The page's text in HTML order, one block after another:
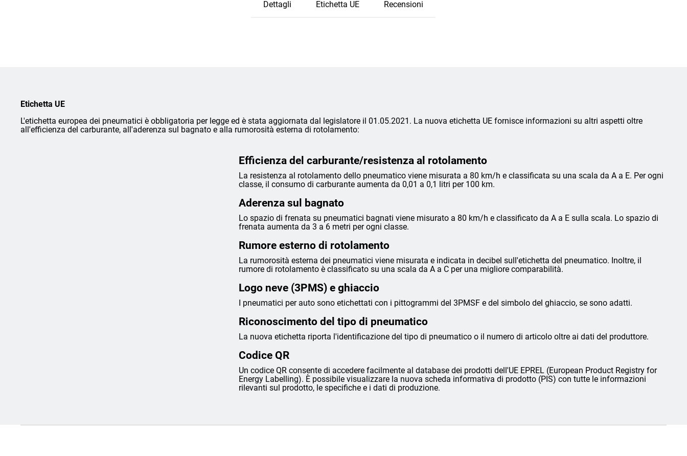
Dettagli Etichetta UE Recensioni
Etichetta UE
L'etichetta europea dei pneumatici è obbligatoria per legge ed è stata aggiornata dal legislatore il 01.05.2021. La nuova etichetta UE fornisce informazioni su altri aspetti oltre
all'efficienza del carburante, all'aderenza sul bagnato e alla rumorosità esterna di rotolamento:
Efficienza del carburante/resistenza al rotolamento
La resistenza al rotolamento dello pneumatico viene misurata a 80 km/h e classificata su una scala da A a E. Per ogni
classe, il consumo di carburante aumenta da 0,01 a 0,1 litri per 100 km.
Aderenza sul bagnato
Lo spazio di frenata su pneumatici bagnati viene misurato a 80 km/h e classificato da A a E sulla scala. Lo spazio di
frenata aumenta da 3 a 6 metri per ogni classe.
Rumore esterno di rotolamento
La rumorosità esterna dei pneumatici viene misurata e indicata in decibel sull'etichetta del pneumatico. Inoltre, il
rumore di rotolamento è classificato su una scala da A a C per una migliore comparabilità.
Logo neve (3PMS) e ghiaccio
I pneumatici per auto sono etichettati con i pittogrammi del 3PMSF e del simbolo del ghiaccio, se sono adatti.
Riconoscimento del tipo di pneumatico
La nuova etichetta riporta l'identificazione del tipo di pneumatico o il numero di articolo oltre ai dati del produttore.
Codice QR
Un codice QR consente di accedere facilmente al database dei prodotti dell'UE EPREL (European Product Registry for
Energy Labelling). È possibile visualizzare la nuova scheda informativa di prodotto (PIS) con tutte le informazioni
rilevanti sul prodotto, le specifiche e i dati di produzione.